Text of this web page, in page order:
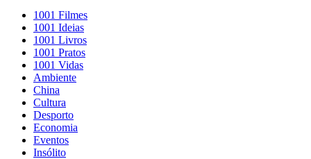
1001 Filmes
1001 Ideias
1001 Livros
1001 Pratos
1001 Vidas
Ambiente
China
Cultura
Desporto
Economia
Eventos
Insólito